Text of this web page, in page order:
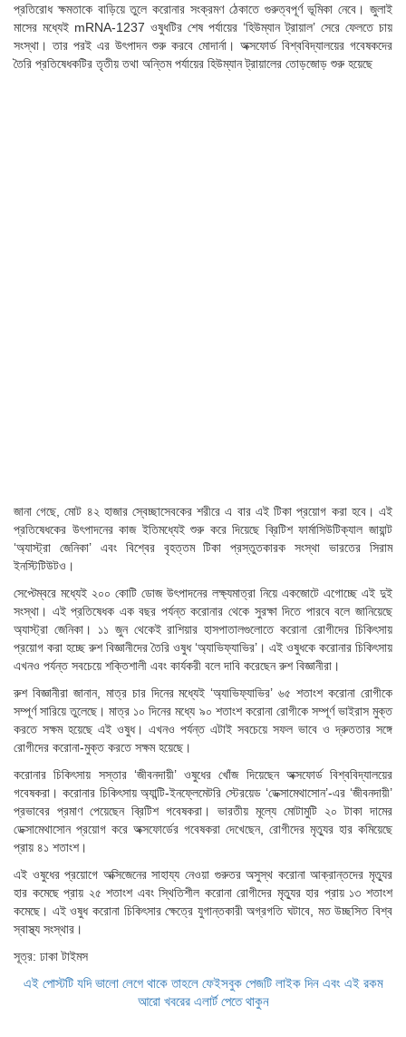
প্রতিরোধ ক্ষমতাকে বাড়িয়ে তুলে করোনার সংক্রমণ ঠেকাতে গুরুত্বপূর্ণ ভূমিকা নেবে। জুলাই
মাসের মধ্যেই mRNA-1237 ওষুধটির শেষ পর্যায়ের ‘হিউম্যান ট্রায়াল’ সেরে ফেলতে চায়
সংস্থা। তার পরই এর উৎপাদন শুরু করবে মোদার্না। অক্সফোর্ড বিশ্ববিদ্যালয়ের গবেষকদের
তৈরি প্রতিষেধকটির তৃতীয় তথা অন্তিম পর্যায়ের হিউম্যান ট্রায়ালের তোড়জোড় শুরু হয়েছে
জানা গেছে, মোট ৪২ হাজার স্বেচ্ছাসেবকের শরীরে এ বার এই টিকা প্রয়োগ করা হবে। এই
প্রতিষেধকের উৎপাদনের কাজ ইতিমধ্যেই শুরু করে দিয়েছে ব্রিটিশ ফার্মাসিউটিক্যাল জায়ান্ট
‘অ্যাস্ট্রা জেনিকা’ এবং বিশ্বের বৃহত্তম টিকা প্রস্তুতকারক সংস্থা ভারতের সিরাম
ইনস্টিটিউটও।
সেপ্টেম্বরে মধ্যেই ২০০ কোটি ডোজ উৎপাদনের লক্ষ্যমাত্রা নিয়ে একজোটে এগোচ্ছে এই দুই
সংস্থা। এই প্রতিষেধক এক বছর পর্যন্ত করোনার থেকে সুরক্ষা দিতে পারবে বলে জানিয়েছে
অ্যাস্ট্রা জেনিকা। ১১ জুন থেকেই রাশিয়ার হাসপাতালগুলোতে করোনা রোগীদের চিকিৎসায়
প্রয়োগ করা হচ্ছে রুশ বিজ্ঞানীদের তৈরি ওষুধ ‘অ্যাভিফ্যাভির’। এই ওষুধকে করোনার চিকিৎসায়
এখনও পর্যন্ত সবচেয়ে শক্তিশালী এবং কার্যকরী বলে দাবি করেছেন রুশ বিজ্ঞানীরা।
রুশ বিজ্ঞানীরা জানান, মাত্র চার দিনের মধ্যেই ‘অ্যাভিফ্যাভির’ ৬৫ শতাংশ করোনা রোগীকে
সম্পূর্ণ সারিয়ে তুলেছে। মাত্র ১০ দিনের মধ্যে ৯০ শতাংশ করোনা রোগীকে সম্পূর্ণ ভাইরাস মুক্ত
করতে সক্ষম হয়েছে এই ওষুধ। এখনও পর্যন্ত এটাই সবচেয়ে সফল ভাবে ও দ্রুততার সঙ্গে
রোগীদের করোনা-মুক্ত করতে সক্ষম হয়েছে।
করোনার চিকিৎসায় সস্তার ‘জীবনদায়ী’ ওষুধের খোঁজ দিয়েছেন অক্সফোর্ড বিশ্ববিদ্যালয়ের
গবেষকরা। করোনার চিকিৎসায় অ্যান্টি-ইনফ্লেমেটরি স্টেরয়েড ‘ডেক্সামেথাসোন’-এর ‘জীবনদায়ী’
প্রভাবের প্রমাণ পেয়েছেন ব্রিটিশ গবেষকরা। ভারতীয় মূল্যে মোটামুটি ২০ টাকা দামের
ডেক্সামেথাসোন প্রয়োগ করে অক্সফোর্ডের গবেষকরা দেখেছেন, রোগীদের মৃত্যুর হার কমিয়েছে
প্রায় ৪১ শতাংশ।
এই ওষুধের প্রয়োগে অক্সিজেনের সাহায্য নেওয়া গুরুতর অসুস্থ করোনা আক্রান্তদের মৃত্যুর
হার কমেছে প্রায় ২৫ শতাংশ এবং স্থিতিশীল করোনা রোগীদের মৃত্যুর হার প্রায় ১৩ শতাংশ
কমেছে। এই ওষুধ করোনা চিকিৎসার ক্ষেত্রে যুগান্তকারী অগ্রগতি ঘটাবে, মত উচ্ছসিত বিশ্ব
স্বাস্থ্য সংস্থার।
সূত্র: ঢাকা টাইমস
এই পোস্টটি যদি ভালো লেগে থাকে তাহলে ফেইসবুক পেজটি লাইক দিন এবং এই রকম
আরো খবরের এলার্ট পেতে থাকুন